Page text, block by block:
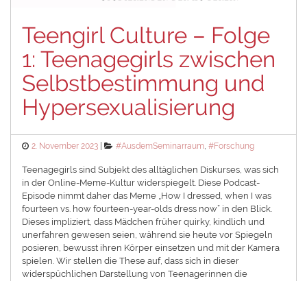
Teengirl Culture – Folge
1: Teenagegirls zwischen
Selbstbestimmung und
Hypersexualisierung
Posted
2. November 2023 Categories
#AusdemSeminarraum,#Forschung
Teenagegirls sind Subjekt des alltäglichen Diskurses, was sich
in der Online-Meme-Kultur widerspiegelt. Diese Podcast-
Episode nimmt daher das Meme „How I dressed, when I was
fourteen vs. how fourteen-year-olds dress now” in den Blick.
Dieses impliziert, dass Mädchen früher quirky, kindlich und
unerfahren gewesen seien, während sie heute vor Spiegeln
posieren, bewusst ihren Körper einsetzen und mit der Kamera
spielen. Wir stellen die These auf, dass sich in dieser
widerspüchlichen Darstellung von Teenagerinnen die